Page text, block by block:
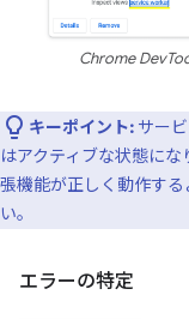
Chrome
キーポイント: サー
はアクティブな状態に
張機能が正しく動作す
い。
エラーの特定